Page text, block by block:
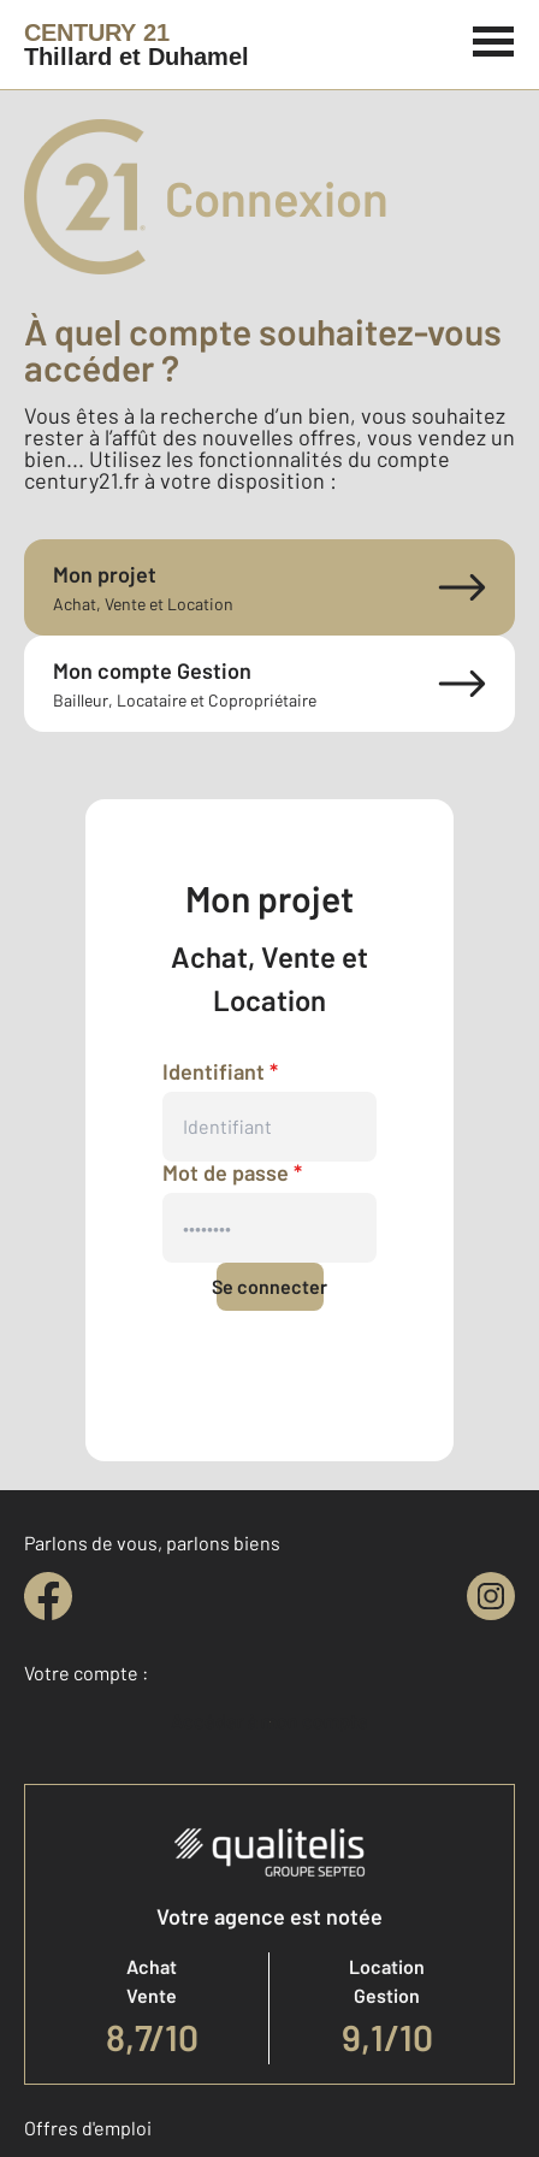
CENTURY 21
Thillard et Duhamel
Connexion
À quel compte souhaitez-vous
accéder ?
Vous êtes à la recherche d’un bien, vous souhaitez
rester à l’affût des nouvelles offres, vous vendez un
bien... Utilisez les fonctionnalités du compte
century21.fr à votre disposition :
Mon projet
Achat, Vente et Location
Mon compte Gestion
Bailleur, Locataire et Copropriétaire
Mon projet
Achat, Vente et
Location
Identifiant *
Mot de passe *
Se connecter
Parlons de vous, parlons biens
Votre compte :
Accéder à mon compte
Votre agence est notée
Achat
Vente
8,7/10
Location
Gestion
9,1/10
Offres d'emploi